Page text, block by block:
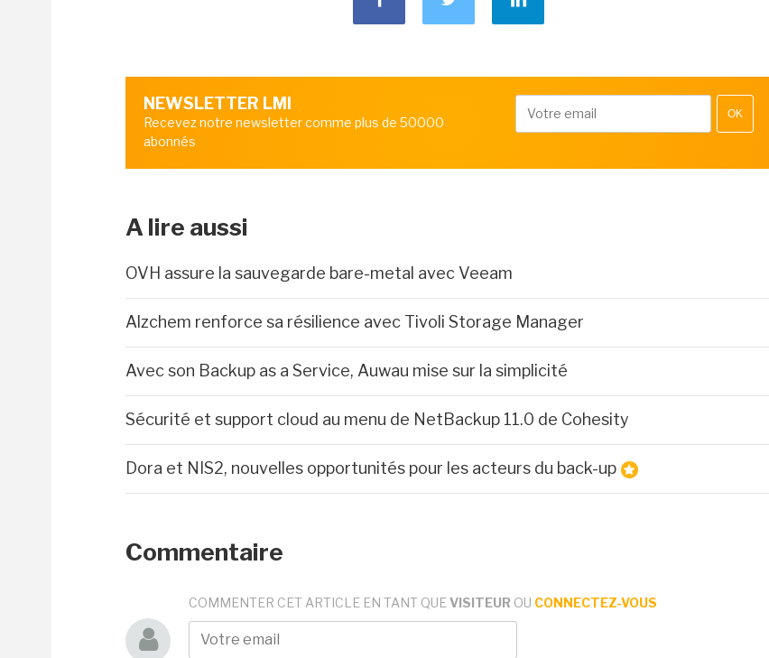
NEWSLETTER LMI
Recevez notre newsletter comme plus de 50000
abonnés
OK
A lire aussi
OVH assure la sauvegarde bare-metal avec Veeam
Alzchem renforce sa résilience avec Tivoli Storage Manager
Avec son Backup as a Service, Auwau mise sur la simplicité
Sécurité et support cloud au menu de NetBackup 11.0 de Cohesity
Dora et NIS2, nouvelles opportunités pour les acteurs du back-up
Commentaire
COMMENTER CET ARTICLE EN TANT QUE VISITEUR OU CONNECTEZ-VOUS